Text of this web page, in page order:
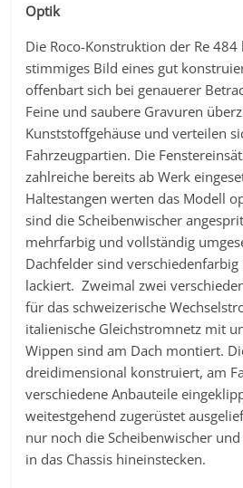
Optik
Die Roco-Konstruktion der Re
stimmiges Bild eines gut
offenbart sich bei genauerer
Feine und saubere Gravuren
Kunststoffgehäuse und verteilen
Fahrzeugpartien. Die
zahlreiche bereits ab Werk
Haltestangen werten das Modell
sind die Scheibenwischer
mehrfarbig und vollständig
Dachfelder sind
lackiert. Zweimal zwei
für das schweizerische
italienische Gleichstromnetz mit
Wippen sind am Dach montiert.
dreidimensional konstruiert, am
verschiedene Anbauteile
weitestgehend zugerüstet
nur noch die Scheibenwischer
in das Chassis hineinstecken.